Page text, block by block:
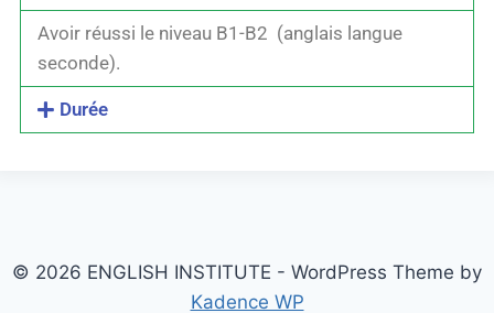
Avoir réussi le niveau B1-B2 (anglais langue
seconde).
Durée
© 2026 ENGLISH INSTITUTE - WordPress Theme by
Kadence WP